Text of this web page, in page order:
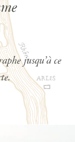
jusqu’à ce